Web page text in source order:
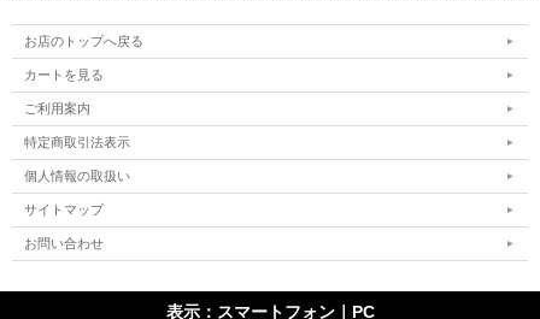
お店のトップへ戻る
カートを見る
ご利用案内
特定商取引法表示
個人情報の取扱い
サイトマップ
お問い合わせ
表示：スマートフォン｜ PC